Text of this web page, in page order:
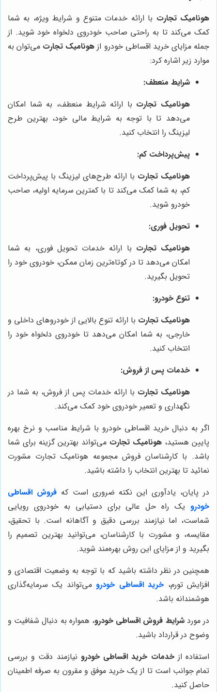
هونامیک تجارت با ارائه خدمات متنوع و شرایط ویژه، به شما
کمک می‌کند تا به راحتی صاحب خودروی دلخواه خود شوید. از
جمله مزایای خرید اقساطی خودرو از هونامیک تجارت می‌توان به
موارد زیر اشاره کرد:
شرایط منعطف:
هونامیک تجارت با ارائه شرایط منعطف، به شما امکان
می‌دهد تا با توجه به شرایط مالی خود، بهترین طرح
لیزینگ را انتخاب کنید.
پیش‌پرداخت کم:
هونامیک تجارت با ارائه طرح‌های لیزینگ با پیش‌پرداخت
کم، به شما کمک می‌کند تا با کمترین سرمایه اولیه، صاحب
خودرو شوید.
تحویل فوری:
هونامیک تجارت با ارائه خدمات تحویل فوری، به شما
امکان می‌دهد تا در کوتاه‌ترین زمان ممکن، خودروی خود را
تحویل بگیرید.
تنوع خودرو:
هونامیک تجارت با ارائه تنوع بالایی از خودروهای داخلی و
خارجی، به شما امکان می‌دهد تا خودروی دلخواه خود را
انتخاب کنید.
خدمات پس از فروش:
هونامیک تجارت با ارائه خدمات پس از فروش، به شما در
نگهداری و تعمیر خودروی خود کمک می‌کند.
اگر به دنبال خرید اقساطی خودرو با شرایط مناسب و نرخ بهره
پایین هستید، هونامیک تجارت می‌تواند بهترین گزینه برای شما
باشد. با کارشناسان فروش مجموعه هونامیک تجارت مشورت
نمائید تا بهترین انتخاب را داشته باشید.
در پایان، یادآوری این نکته ضروری است کهفروش اقساطی
خودرو یک راه حل عالی برای دستیابی به خودروی رویایی
شماست، اما نیازمند بررسی دقیق و آگاهانه است. با تحقیق،
مقایسه، و مشورت با کارشناسان، می‌توانید بهترین تصمیم را
بگیرید و از مزایای این روش بهره‌مند شوید.
همچنین در نظر داشته باشید که با توجه به وضعیت اقتصادی و
افزایش تورم، خرید اقساطی خودرومی‌تواند یک سرمایه‌گذاری
هوشمندانه باشد.
در موردشرایط فروش اقساطی خودرو، همواره به دنبال شفافیت و
وضوح در قرارداد باشید.
استفاده ازخدمات خرید اقساطی خودرو نیازمند دقت و بررسی
تمام جوانب است تا از یک خرید موفق و مقرون به صرفه اطمینان
حاصل کنید.